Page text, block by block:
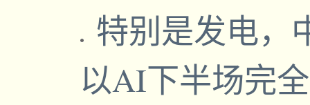
特别是发电，
以AI下半场完